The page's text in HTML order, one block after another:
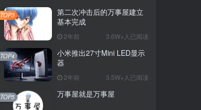
第二次冲击后的万事屋建立
基本完成
2年前 3.6W+人已阅读
TOP3
小米推出27寸Mini LED显示
器
2年前 3.5W+人已阅读
TOP4
万事屋就是万事屋
TOP5